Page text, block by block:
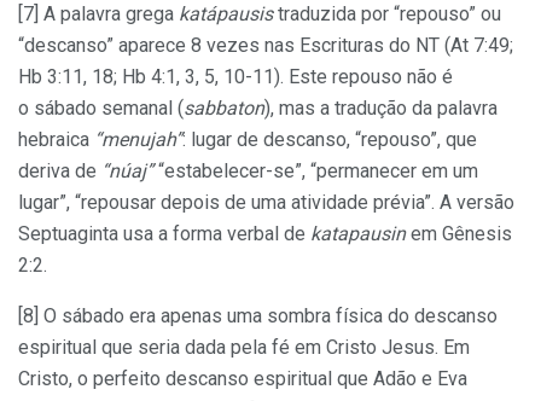
[7] A palavra grega katápausistraduzida por “repouso” ou
“descanso” aparece 8 vezes nas Escrituras do NT (At 7:49;
Hb 3:11, 18; Hb 4:1, 3, 5, 10-11). Este repouso não é
o sábado semanal (sabbaton), mas a tradução da palavra
hebraica “menujah”: lugar de descanso, “repouso”, que
deriva de “núaj”“estabelecer-se”, “permanecer em um
lugar”, “repousar depois de uma atividade prévia”. A versão
Septuaginta usa a forma verbal de katapausinem Gênesis
2:2.
[8] O sábado era apenas uma sombra física do descanso
espiritual que seria dada pela fé em Cristo Jesus. Em
Cristo, o perfeito descanso espiritual que Adão e Eva